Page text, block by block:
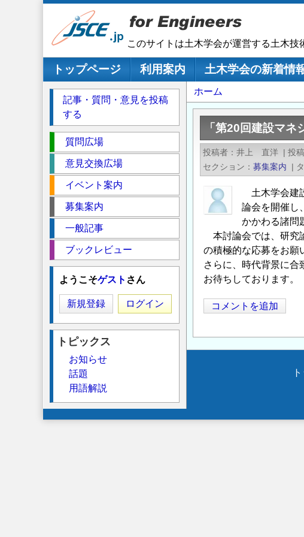
このサイトは土木学会が運営する土木技
メインナビゲーション
トップページ 利用案内 土木学会の新着情
パ
ン
ず
ホーム
「第20回建設マ
投稿者 井上 直洋 | 投
セクション
募集案内 |
土木学会建
論会を開催し
かかわる諸問
本討論会では、研究
の積極的な応募をお願
さらに、時代背景に合
お待ちしております。
コメントを追加
記事・質問・意見を投稿
する
ク
シ
質問広場
意見交換広場
イベント案内
募集案内
一般記事
ブックレビュー
ようこそゲスト さん
新規登録 ログイン
トピックス
お知らせ
話題
用語解説
Secondary
menu